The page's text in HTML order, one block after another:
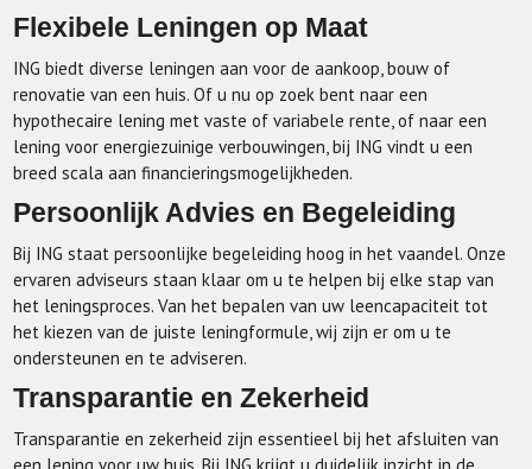
Flexibele Leningen op Maat
ING biedt diverse leningen aan voor de aankoop, bouw of
renovatie van een huis. Of u nu op zoek bent naar een
hypothecaire lening met vaste of variabele rente, of naar een
lening voor energiezuinige verbouwingen, bij ING vindt u een
breed scala aan financieringsmogelijkheden.
Persoonlijk Advies en Begeleiding
Bij ING staat persoonlijke begeleiding hoog in het vaandel. Onze
ervaren adviseurs staan klaar om u te helpen bij elke stap van
het leningsproces. Van het bepalen van uw leencapaciteit tot
het kiezen van de juiste leningformule, wij zijn er om u te
ondersteunen en te adviseren.
Transparantie en Zekerheid
Transparantie en zekerheid zijn essentieel bij het afsluiten van